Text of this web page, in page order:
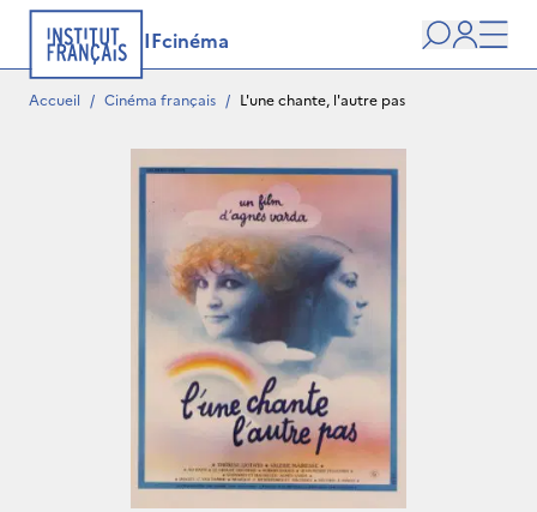
IFcinéma
user
Accueil / Cinéma français / L'une chante, l'autre pas